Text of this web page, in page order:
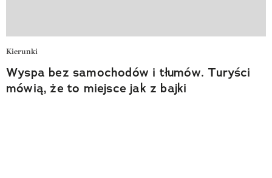
Kierunki
Wyspa bez samochodów i tłumów. Turyści
mówią, że to miejsce jak z bajki